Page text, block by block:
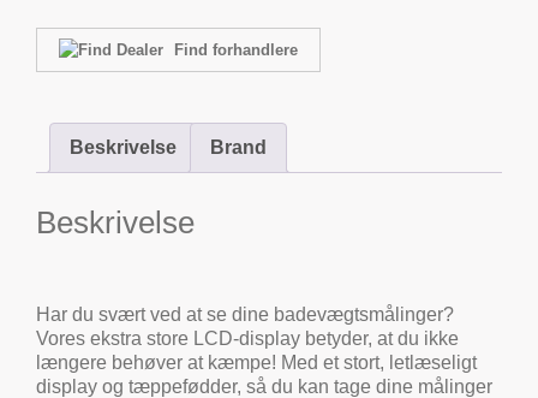
Find forhandlere
Beskrivelse Brand
Beskrivelse
Har du svært ved at se dine badevægtsmålinger?
Vores ekstra store LCD-display betyder, at du ikke
længere behøver at kæmpe! Med et stort, letlæseligt
display og tæppefødder, så du kan tage dine målinger